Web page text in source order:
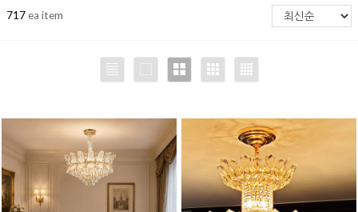
717ea item